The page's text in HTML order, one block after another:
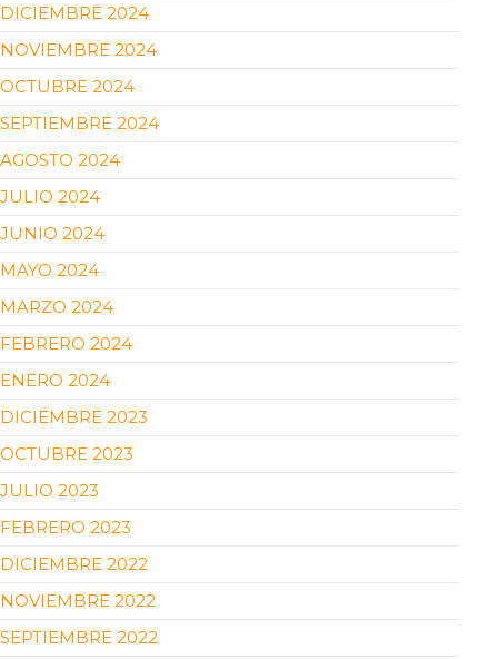
DICIEMBRE 2024
NOVIEMBRE 2024
OCTUBRE 2024
SEPTIEMBRE 2024
AGOSTO 2024
JULIO 2024
JUNIO 2024
MAYO 2024
MARZO 2024
FEBRERO 2024
ENERO 2024
DICIEMBRE 2023
OCTUBRE 2023
JULIO 2023
FEBRERO 2023
DICIEMBRE 2022
NOVIEMBRE 2022
SEPTIEMBRE 2022